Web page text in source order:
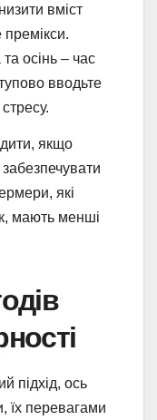
вміст
премікси.
осінь – час
вводьте
якщо
які
мають менші
підхід, ось
їх перевагами